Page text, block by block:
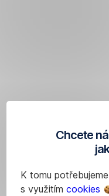
Chcete
K tomu
s využitím cookies